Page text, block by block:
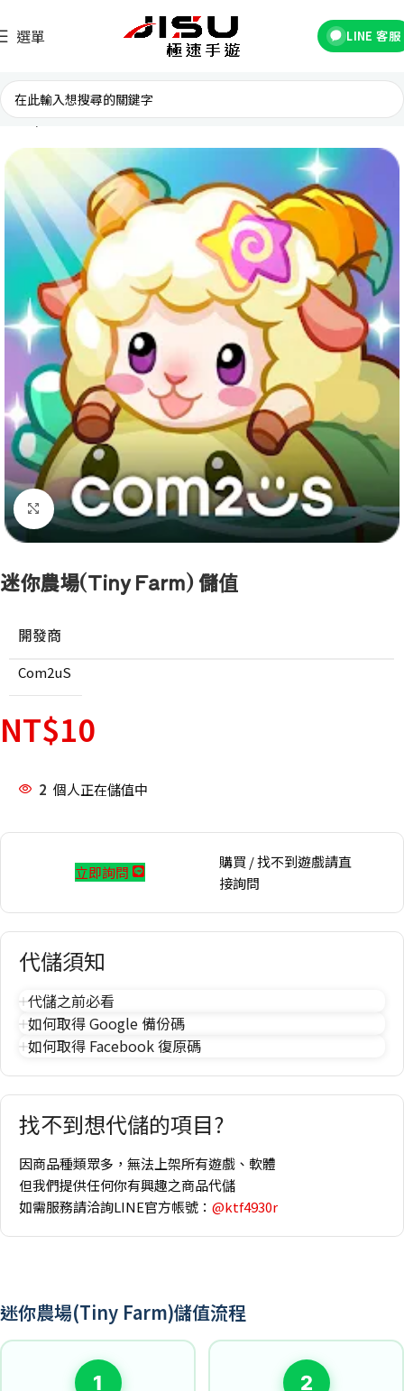
選單 LINE 客服
首頁 國際遊戲
點擊放大
迷你農場(Tiny Farm) 儲值
開發商
Com2uS
NT$10
2 個人正在儲值中
立即詢問
購買 / 找不到遊戲請直
接詢問
代儲須知
代儲之前必看
如何取得 Google 備份碼
如何取得 Facebook 復原碼
找不到想代儲的項目?
因商品種類眾多，無法上架所有遊戲、軟體
但我們提供任何你有興趣之商品代儲
如需服務請洽詢LINE官方帳號： @ktf4930r
迷你農場(Tiny Farm)儲值流程
1 2